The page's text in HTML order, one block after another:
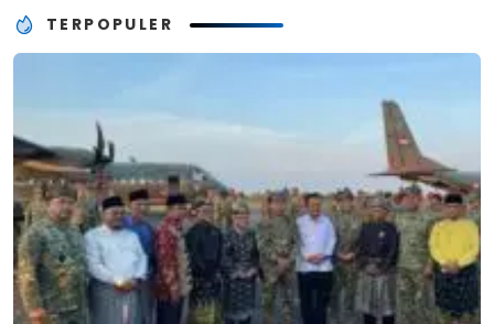
TERPOPULER